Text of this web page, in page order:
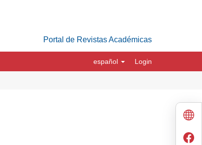
Portal de Revistas Académicas
español Login